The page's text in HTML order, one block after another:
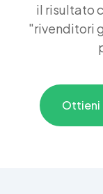
il risultato
"rivenditori
Ottieni